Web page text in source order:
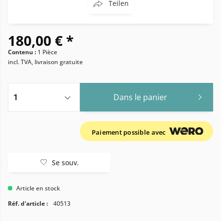
Teilen
180,00 € *
Contenu : 1 Pièce
incl. TVA, livraison gratuite
Dans le panier
Paiement possible avec
Se souv.
Article en stock
Réf. d'article :
40513